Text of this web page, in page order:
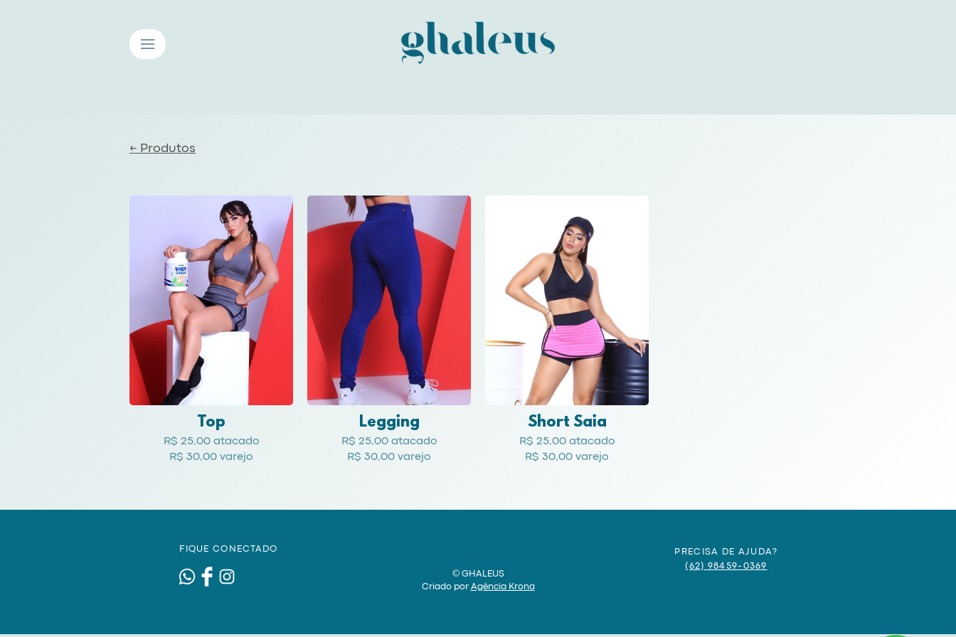
≡
← Produtos
Top
R$ 25,00 atacado
R$ 30,00 varejo
Legging
R$ 25,00 atacado
R$ 30,00 varejo
Short Saia
R$ 25,00 atacado
R$ 30,00 varejo
FIQUE CONECTADO
© GHALEUS
Criado por Agência Krona
PRECISA DE AJUDA?
(62) 98459-0369